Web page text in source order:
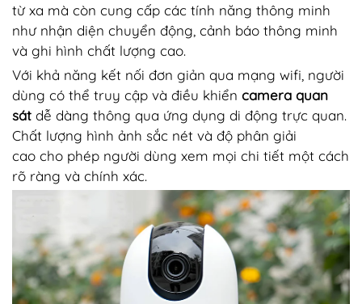
từ xa mà còn cung cấp các tính năng thông minh
như nhận diện chuyển động, cảnh báo thông minh
và ghi hình chất lượng cao.
Với khả năng kết nối đơn giản qua mạng wifi, người
dùng có thể truy cập và điều khiển camera quan
sát dễ dàng thông qua ứng dụng di động trực quan.
Chất lượng hình ảnh sắc nét và độ phân giải
cao cho phép người dùng xem mọi chi tiết một cách
rõ ràng và chính xác.